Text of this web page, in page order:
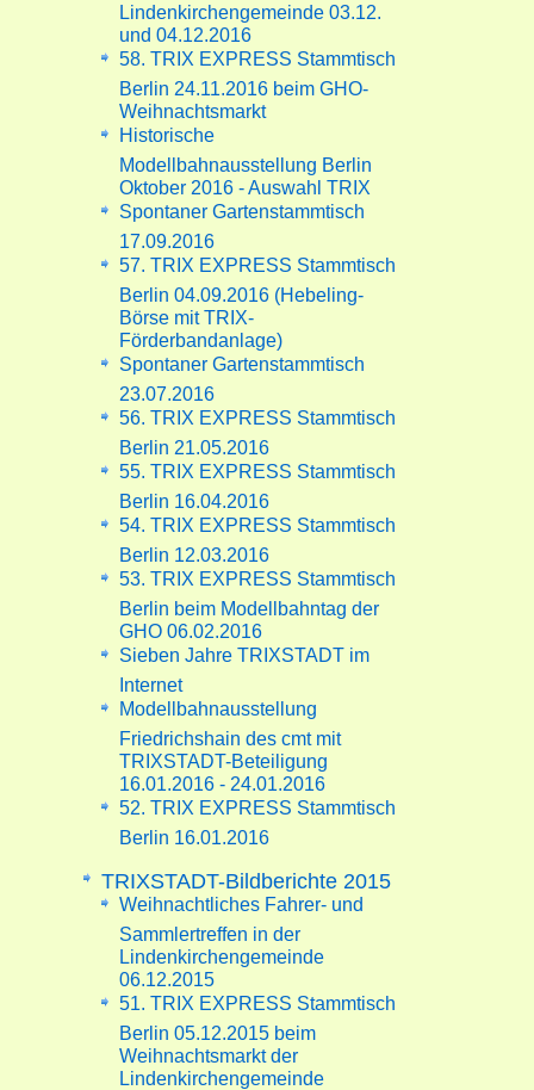
Lindenkirchengemeinde 03.12.
und 04.12.2016
58. TRIX EXPRESS Stammtisch
Berlin 24.11.2016 beim GHO-
Weihnachtsmarkt
Historische
Modellbahnausstellung Berlin
Oktober 2016 - Auswahl TRIX
Spontaner Gartenstammtisch
17.09.2016
57. TRIX EXPRESS Stammtisch
Berlin 04.09.2016 (Hebeling-
Börse mit TRIX-
Förderbandanlage)
Spontaner Gartenstammtisch
23.07.2016
56. TRIX EXPRESS Stammtisch
Berlin 21.05.2016
55. TRIX EXPRESS Stammtisch
Berlin 16.04.2016
54. TRIX EXPRESS Stammtisch
Berlin 12.03.2016
53. TRIX EXPRESS Stammtisch
Berlin beim Modellbahntag der
GHO 06.02.2016
Sieben Jahre TRIXSTADT im
Internet
Modellbahnausstellung
Friedrichshain des cmt mit
TRIXSTADT-Beteiligung
16.01.2016 - 24.01.2016
52. TRIX EXPRESS Stammtisch
Berlin 16.01.2016
TRIXSTADT-Bildberichte 2015
Weihnachtliches Fahrer- und
Sammlertreffen in der
Lindenkirchengemeinde
06.12.2015
51. TRIX EXPRESS Stammtisch
Berlin 05.12.2015 beim
Weihnachtsmarkt der
Lindenkirchengemeinde